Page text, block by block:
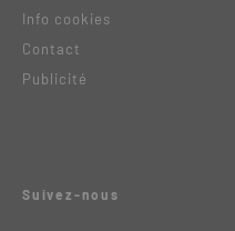
Info cookies
Contact
Publicité
Suivez-nous